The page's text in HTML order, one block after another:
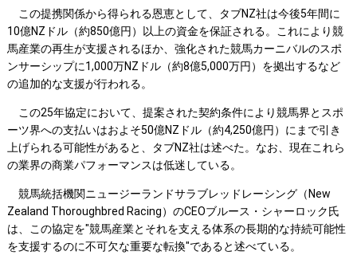
この提携関係から得られる恩恵として、タブNZ社は今後5年間に
10億NZドル（約850億円）以上の資金を保証される。これにより競
馬産業の再生が支援されるほか、強化された競馬カーニバルのスポ
ンサーシップに1,000万NZドル（約8億5,000万円）を拠出するなど
の追加的な支援が行われる。
この25年協定において、提案された契約条件により競馬界とスポ
ーツ界への支払いはおよそ50億NZドル（約4,250億円）にまで引き
上げられる可能性があると、タブNZ社は述べた。なお、現在これら
の業界の商業パフォーマンスは低迷している。
競馬統括機関ニュージーランドサラブレッドレーシング（New
Zealand Thoroughbred Racing）のCEOブルース・シャーロック氏
は、この協定を"競馬産業とそれを支える体系の長期的な持続可能性
を支援するのに不可欠な重要な転換"であると述べている。